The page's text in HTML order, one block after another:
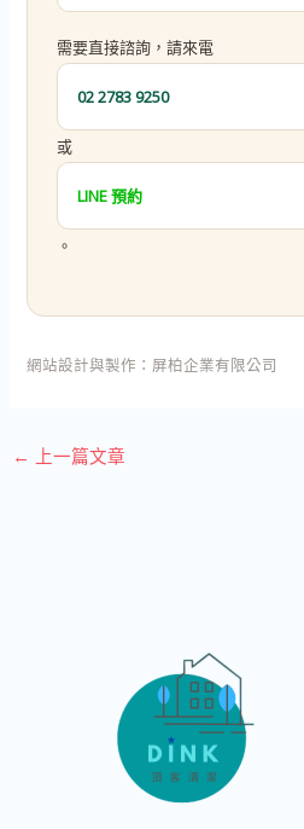
需要直接諮詢，請來電
02 2783 9250
或
LINE 預約
。
網站設計與製作： 屏柏企業有限公司
← 上一篇文章